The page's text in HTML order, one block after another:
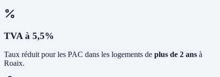
TVA à 5,5%
Taux réduit pour les PAC dans les logements de plus de 2 ans à
Roaix.